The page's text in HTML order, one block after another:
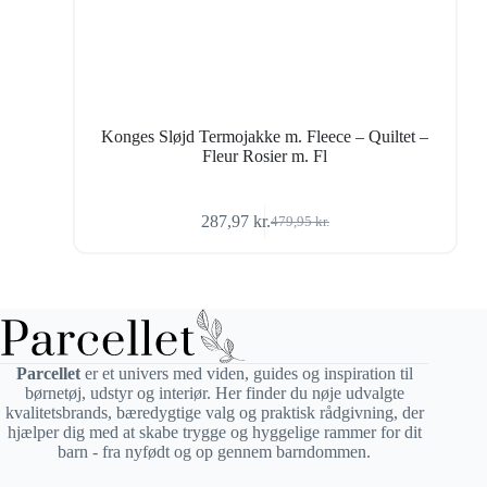
Konges Sløjd Termojakke m. Fleece – Quiltet –
Fleur Rosier m. Fl
479,95kr.
Den
287,97 kr.Den
Parcelleter et univers med viden, guides og inspiration til
børnetøj, udstyr og interiør. Her finder du nøje udvalgte
kvalitetsbrands, bæredygtige valg og praktisk rådgivning, der
hjælper dig med at skabe trygge og hyggelige rammer for dit
barn - fra nyfødt og op gennem barndommen.